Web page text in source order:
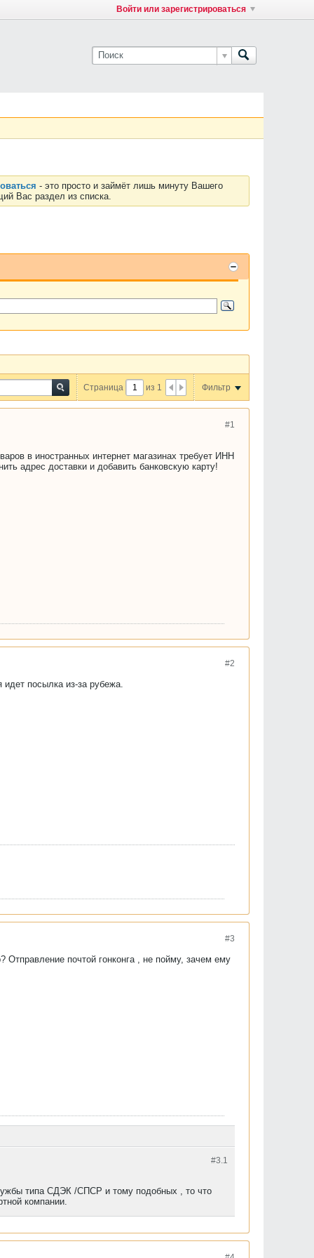
Войти или зарегистрироваться
- это просто и займёт лишь минуту Вашего
Вас раздел из списка.
Страница из 1 Фильтр
#1
в иностранных интернет магазинах требует ИНН
адрес доставки и добавить банковскую карту!
#2
посылка из-за рубежа.
#3
Отправление почтой гонконга , не пойму, зачем ему
#3.1
типа СДЭК /СПСР и тому подобных , то что
компании.